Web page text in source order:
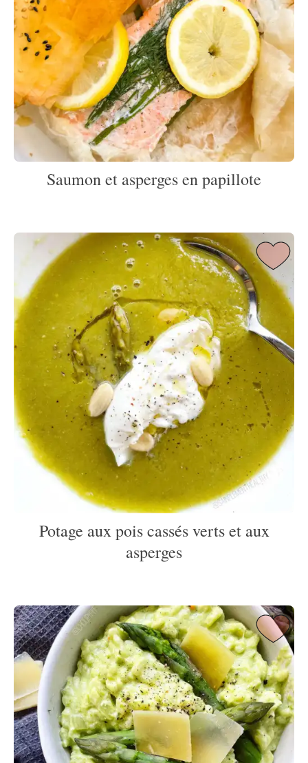
Saumon et asperges en papillote
Potage aux pois cassés verts et aux
asperges